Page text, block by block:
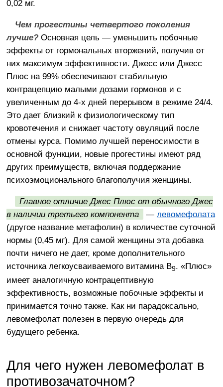
0,02 мг.
Чем прогестины четвертого поколения
лучше? Основная цель — уменьшить побочные
эффекты от гормональных вторжений, получив от
них максимум эффективности. Джесс или Джесс
Плюс на 99% обеспечивают стабильную
контрацепцию малыми дозами гормонов и с
увеличенным до 4-х дней перерывом в режиме 24/4.
Это дает близкий к физиологическому тип
кровотечения и снижает частоту овуляций после
отмены курса. Помимо лучшей переносимости в
основной функции, новые прогестины имеют ряд
других преимуществ, включая поддержание
психоэмоционального благополучия женщины.
Главное отличие Джес Плюс от обычного Джес
в наличии третьего компонента
— левомефолата
(другое название метафолин) в количестве суточной
нормы (0,45 мг). Для самой женщины эта добавка
почти ничего не дает, кроме дополнительного
источника легкоусваиваемого витамина B9. «Плюс»
имеет аналогичную контрацептивную
эффективность, возможные побочные эффекты и
принимается точно также. Как ни парадоксально,
левомефолат полезен в первую очередь для
будущего ребенка.
Для чего нужен левомефолат в
противозачаточном?